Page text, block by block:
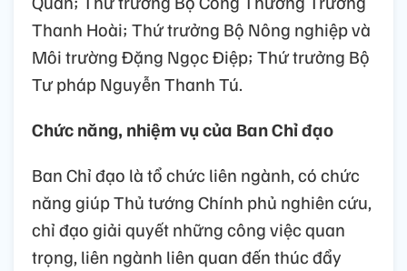
Thanh Hoài; Thứ trưởng Bộ Nông nghiệp và
Môi trường Đặng Ngọc Điệp; Thứ trưởng Bộ
Tư pháp Nguyễn Thanh Tú.
Chức năng, nhiệm vụ của Ban Chỉ đạo
Ban Chỉ đạo là tổ chức liên ngành, có chức
năng giúp Thủ tướng Chính phủ nghiên cứu,
chỉ đạo giải quyết những công việc quan
trọng, liên ngành liên quan đến thúc đẩy